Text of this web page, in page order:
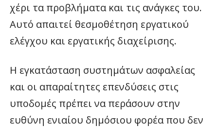
χέρι τα προβλήματα και τις ανάγκες του.
Αυτό απαιτεί θεσμοθέτηση εργατικού
ελέγχου και εργατικής διαχείρισης.
Η εγκατάσταση συστημάτων ασφαλείας
και οι απαραίτητες επενδύσεις στις
υποδομές πρέπει να περάσουν στην
ευθύνη ενιαίου δημόσιου φορέα που δεν